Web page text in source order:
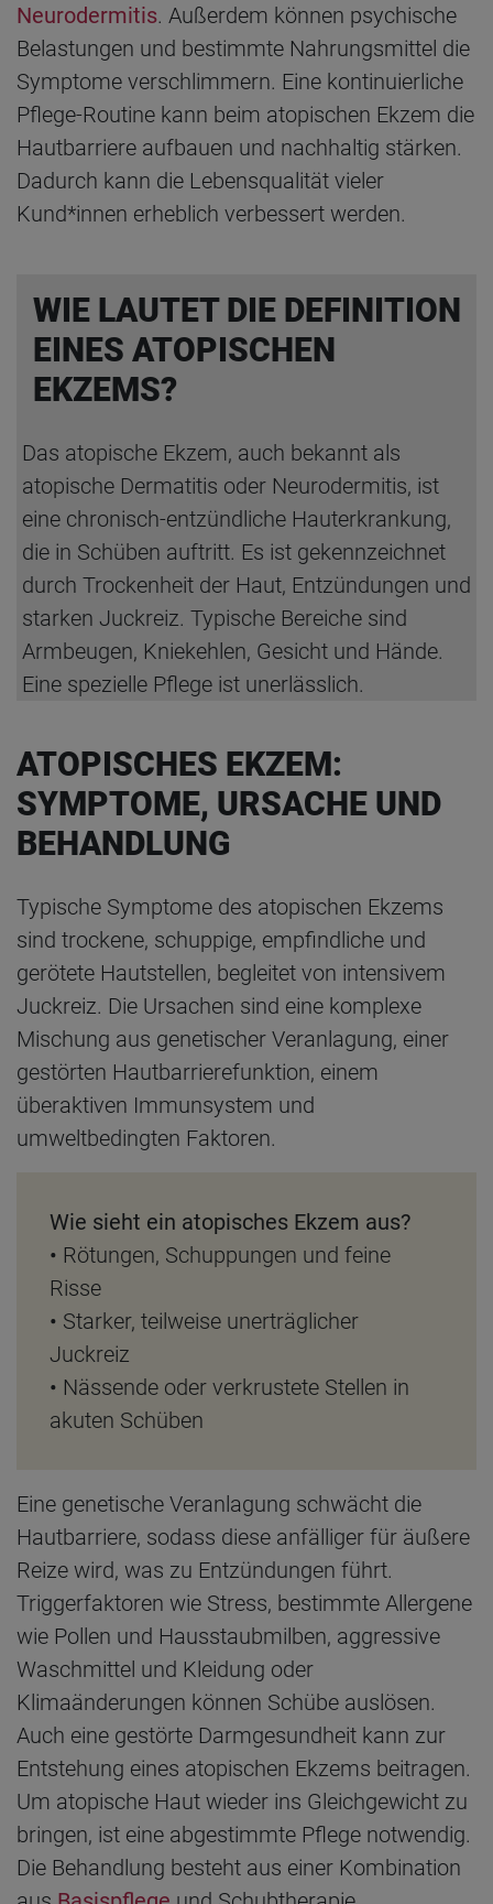
Neurodermitis. Außerdem können psychische
Belastungen und bestimmte Nahrungsmittel die
Symptome verschlimmern. Eine kontinuierliche
Pflege-Routine kann beim atopischen Ekzem die
Hautbarriere aufbauen und nachhaltig stärken.
Dadurch kann die Lebensqualität vieler
Kund*innen erheblich verbessert werden.
WIE LAUTET DIE DEFINITION
EINES ATOPISCHEN
EKZEMS?
Das atopische Ekzem, auch bekannt als
atopische Dermatitis oder Neurodermitis, ist
eine chronisch-entzündliche Hauterkrankung,
die in Schüben auftritt. Es ist gekennzeichnet
durch Trockenheit der Haut, Entzündungen und
starken Juckreiz. Typische Bereiche sind
Armbeugen, Kniekehlen, Gesicht und Hände.
Eine spezielle Pflege ist unerlässlich.
ATOPISCHES EKZEM:
SYMPTOME, URSACHE UND
BEHANDLUNG
Typische Symptome des atopischen Ekzems
sind trockene, schuppige, empfindliche und
gerötete Hautstellen, begleitet von intensivem
Juckreiz. Die Ursachen sind eine komplexe
Mischung aus genetischer Veranlagung, einer
gestörten Hautbarrierefunktion, einem
überaktiven Immunsystem und
umweltbedingten Faktoren.
Wie sieht ein atopisches Ekzem aus?
• Rötungen, Schuppungen und feine
Risse
• Starker, teilweise unerträglicher
Juckreiz
• Nässende oder verkrustete Stellen in
akuten Schüben
Eine genetische Veranlagung schwächt die
Hautbarriere, sodass diese anfälliger für äußere
Reize wird, was zu Entzündungen führt.
Triggerfaktoren wie Stress, bestimmte Allergene
wie Pollen und Hausstaubmilben, aggressive
Waschmittel und Kleidung oder
Klimaänderungen können Schübe auslösen.
Auch eine gestörte Darmgesundheit kann zur
Entstehung eines atopischen Ekzems beitragen.
Um atopische Haut wieder ins Gleichgewicht zu
bringen, ist eine abgestimmte Pflege notwendig.
Die Behandlung besteht aus einer Kombination